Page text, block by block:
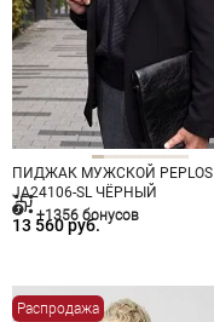
ПИДЖАК МУЖСКОЙ PEPLOS
JA24106-SL ЧЁРНЫЙ
ТРИКОТАЖНЫЙ
13 560 руб.
+1356 бонусов
Распродажа